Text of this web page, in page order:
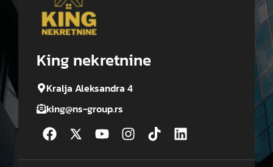
King nekretnine
Kralja Aleksandra 4
king@ns-group.rs